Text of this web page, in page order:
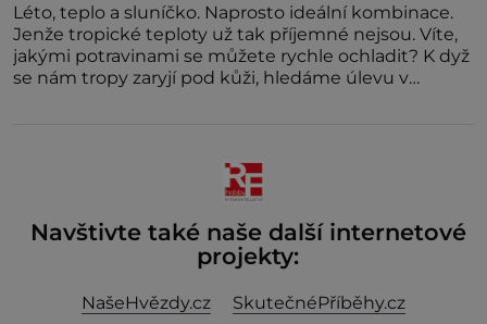
Léto, teplo a sluníčko. Naprosto ideální kombinace.
Jenže tropické teploty už tak příjemné nejsou. Víte,
jakými potravinami se můžete rychle ochladit? K dyž
se nám tropy zaryjí pod kůži, hledáme úlevu v
Navštivte také naše další internetové
projekty:
NašeHvězdy.cz
SkutečnéPříběhy.cz